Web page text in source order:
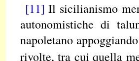
[11] Il sicilianismo
autonomistiche di
napoletano
rivolte, tra cui quella